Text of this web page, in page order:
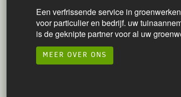
Een verfrissende service in groenwerken
voor particulier en bedrijf. uw
is de geknipte partner voor al uw
MEER OVER ONS